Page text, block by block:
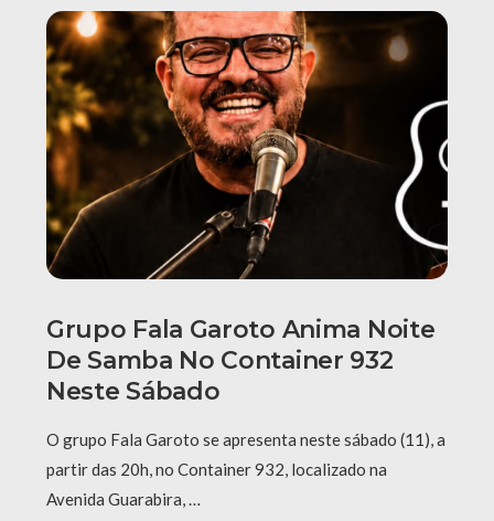
Grupo Fala Garoto Anima Noite
De Samba No Container 932
Neste Sábado
O grupo Fala Garoto se apresenta neste sábado (11), a
partir das 20h, no Container 932, localizado na
Avenida Guarabira, …